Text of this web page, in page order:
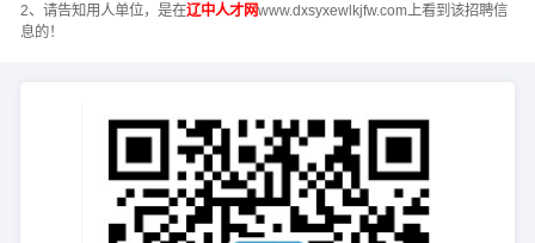
2、请告知用人单位，是在辽中人才网www.dxsyxewlkjfw.com上看到该招聘信
息的！